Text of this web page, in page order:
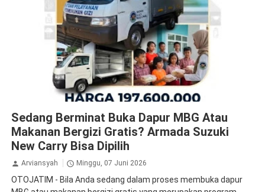
Sedang Berminat Buka Dapur MBG Atau
Makanan Bergizi Gratis? Armada Suzuki
New Carry Bisa Dipilih
Arviansyah Minggu, 07 Juni 2026
OTOJATIM - Bila Anda sedang dalam proses membuka dapur